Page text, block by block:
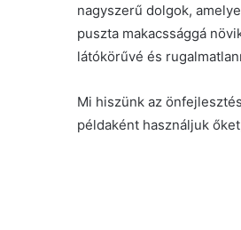
nagyszerű dolgok,
puszta makacssággá
látókörűvé és
Mi hiszünk az
példaként használjuk